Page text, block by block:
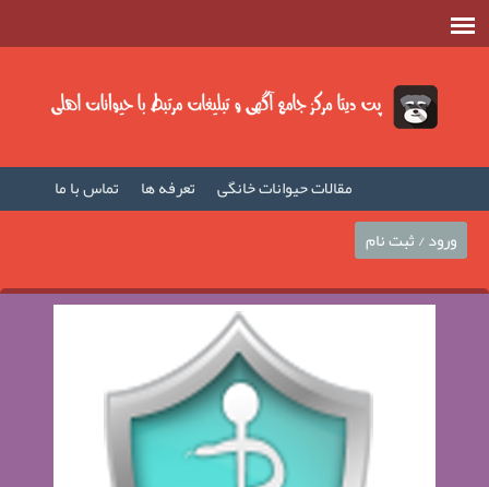
تماس با ما تعرفه ها
مقالات حیوانات خانگی
صفحه اصلیورود / ثبت نام